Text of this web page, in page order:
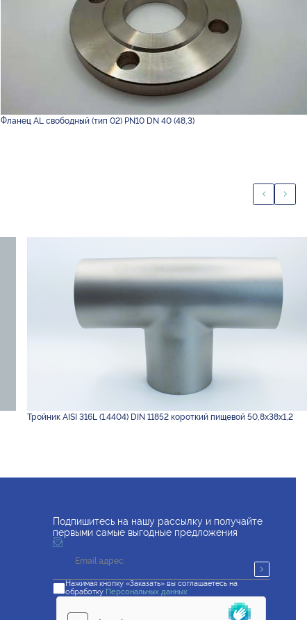
Фланец AL свободный (тип 02) PN10 DN 40 (48,3)
Тройник AISI 316L (1.4404) DIN 11852 короткий пищевой 50,8х38х1,2
Подпишитесь на нашу рассылку и получайте
первыми самые выгодные предложения
Нажимая кнопку «Заказать» вы соглашаетесь на
обработку Персональных данных